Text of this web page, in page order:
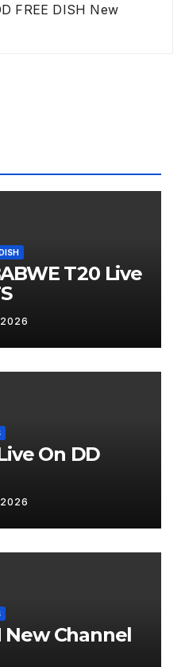
FREE DISH New
T20 Live
On DD
New Channel